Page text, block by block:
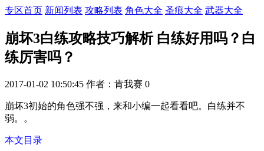
专区首页 新闻列表 攻略列表 角色大全 圣痕大全 武器大全
崩坏3白练攻略技巧解析 白练好用吗？白
练厉害吗？
2017-01-02 10:50:45 作者：肯我赛 0
崩坏3初始的角色强不强，来和小编一起看看吧。白练并不
弱。。
本文目录